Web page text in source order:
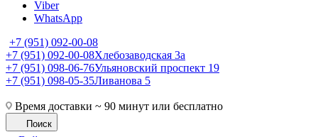
Viber
WhatsApp
+7 (951) 092-00-08
+7 (951) 092-00-08Хлебозаводская 3а
+7 (951) 098-06-76Ульяновский проспект 19
+7 (951) 098-05-35Ливанова 5
Время доставки ~ 90 минут или бесплатно
Поиск